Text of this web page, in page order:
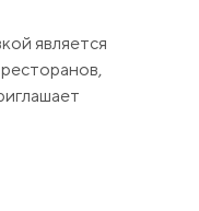
является